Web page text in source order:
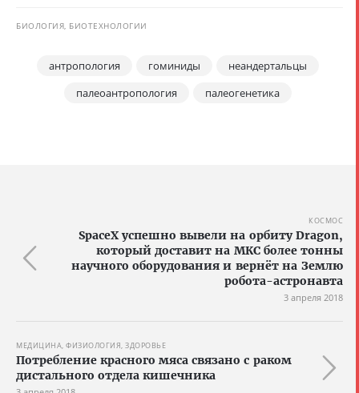
БИОЛОГИЯ, БИОТЕХНОЛОГИИ
антропология гоминиды
неандертальцы
палеоантропология
палеогенетика
КОСМОС
SpaceX успешно вывели на орбиту Dragon,
который доставит на МКС более тонны
научного оборудования и вернёт на Землю
робота-астронавта
3 апреля 2018
МЕДИЦИНА, ФИЗИОЛОГИЯ, ЗДОРОВЬЕ
Потребление красного мяса связано с раком
дистального отдела кишечника